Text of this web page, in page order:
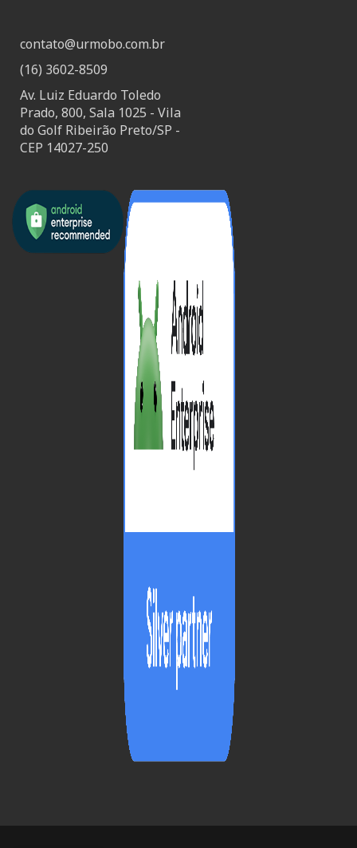
contato@urmobo.com.br
(16) 3602-8509
Av. Luiz Eduardo Toledo
Prado, 800, Sala 1025 - Vila
do Golf Ribeirão Preto/SP -
CEP 14027-250